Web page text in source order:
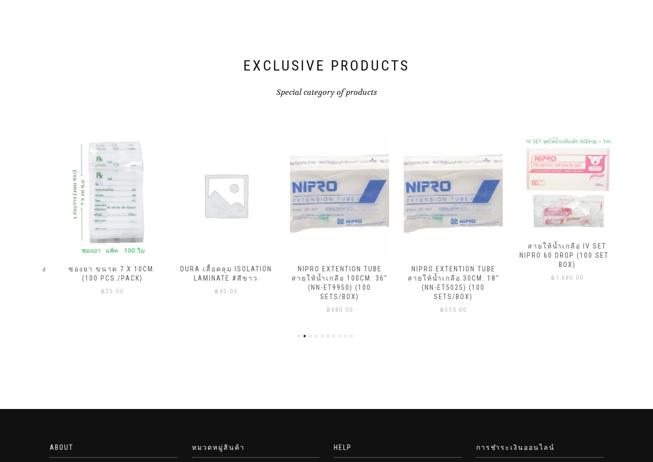
EXCLUSIVE PRODUCTS
Special category of products
ซองยา ขนาด 7 X 10CM.
(100 PCS./PACK)
25.00
DURA เสื้อคลุม ISOLATION
LAMINATE #สีขาว
45.00
NIPRO EXTENTION TUBE
สายให้น้ำเกลือ 100CM. 36″
(NN-ET9950) (100
SETS/BOX)
680.00
NIPRO EXTENTION TUBE
สายให้น้ำเกลือ 30CM. 18″
(NN-ET5025) (100
SETS/BOX)
550.00
สายให้น้ำเกลือ IV SET
NIPRO 60 DROP (100 SET /
BOX)
1,680.00
ABOUT หมวดหมู่สินค้า HELP การชำระเงินออนไลน์